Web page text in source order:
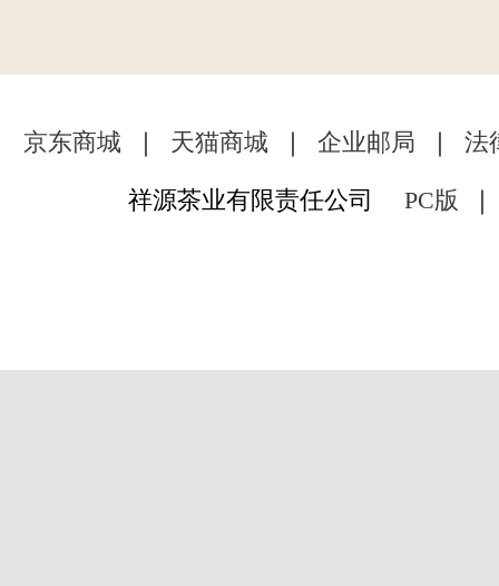
京东商城 ｜ 天猫商城 ｜ 企业邮局 ｜ 法
祥源茶业有限责任公司 PC版